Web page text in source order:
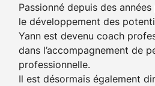
Passionné depuis des
le développement des
Yann est devenu coach
dans l’accompagnement de
professionnelle.
Il est désormais également